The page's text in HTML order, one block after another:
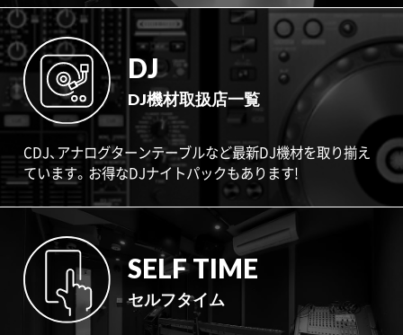
DJ
DJ機材取扱店一覧
CDJ、アナログターンテーブルなど最新DJ機材を取り揃え
ています。お得なDJナイトパックもあります!
SELF TIME
セルフタイム